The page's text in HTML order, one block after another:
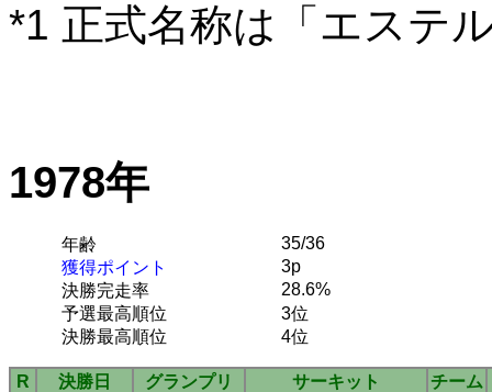
*1 正式名称は「エステ
1978年
年齢
35/36
獲得ポイント
3p
決勝完走率
28.6%
予選最高順位
3位
決勝最高順位
4位
R 決勝日 グランプリ サーキット
チーム